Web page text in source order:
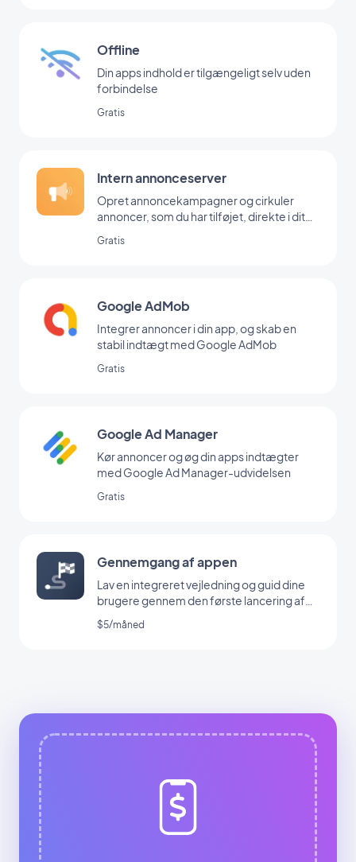
Offline
Din apps indhold er tilgængeligt selv uden
forbindelse
Gratis
Intern annonceserver
Opret annoncekampagner og cirkuler
annoncer, som du har tilføjet, direkte i dit
Gratis
Google AdMob
Integrer annoncer i din app, og skab en
stabil indtægt med Google AdMob
Gratis
Google Ad Manager
Kør annoncer og øg din apps indtægter
med Google Ad Manager-udvidelsen
Gratis
Gennemgang af appen
Lav en integreret vejledning og guid dine
brugere gennem den første lancering af
din app
$5/måned